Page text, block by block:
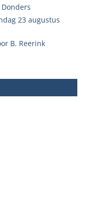
23 augustus
B. Reerink